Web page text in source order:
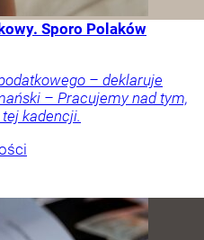
Sporo Polaków
– deklaruje
– Pracujemy nad tym,
kadencji.